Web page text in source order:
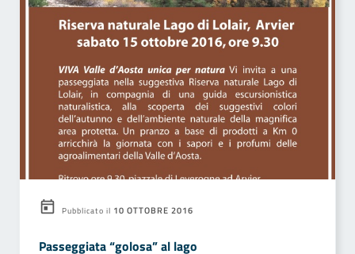
Pubblicato il 10 OTTOBRE 2016
Passeggiata “golosa” al lago